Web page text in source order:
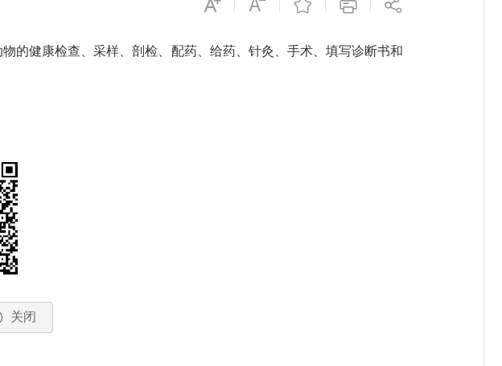
的健康检查、采样、剖检、配药、给药、针灸、手术、填写诊断书和
关闭